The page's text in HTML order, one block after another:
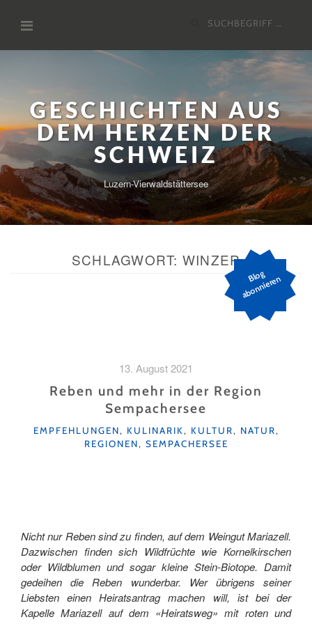
Inhalt
Suchen
GESCHICHTEN AUS
DEM HERZEN DER
SCHWEIZ
Luzern-Vierwaldstättersee
Bl
o
g
a
b
o
n
ni
er
e
n
SCHLAGWORT: WINZER
13. August 2021
Reben und mehr in der Region
Sempachersee
KATEGORIEN
EMPFEHLUNGEN, KULINARIK, KULTUR, NATUR,
REGIONEN, SEMPACHERSEE
Nicht nur Reben sind zu finden, auf dem Weingut Mariazell.
Dazwischen finden sich Wildfrüchte wie Kornelkirschen
oder Wildblumen und sogar kleine Stein-Biotope. Damit
gedeihen die Reben wunderbar. Wer übrigens seiner
Liebsten einen Heiratsantrag machen will, ist bei der
Kapelle Mariazell auf dem «Heiratsweg» mit roten und